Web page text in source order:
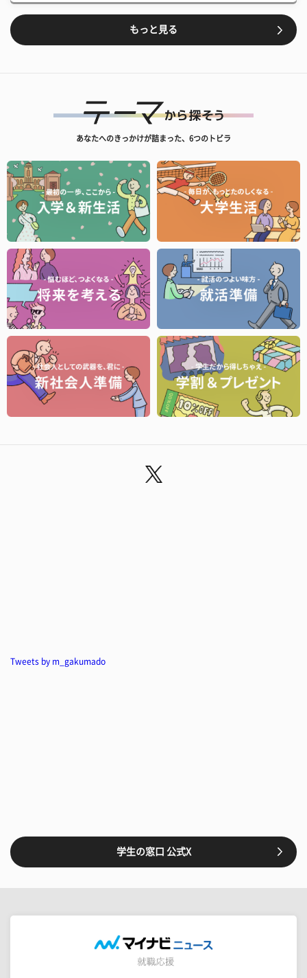
もっと見る
あなたへのきっかけが詰まった、6つのトビラ
Tweets by m_gakumado
学生の窓口 公式X